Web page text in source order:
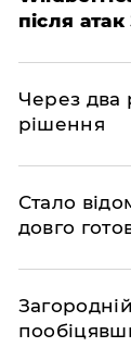
після
Через два
рішення
Стало
довго